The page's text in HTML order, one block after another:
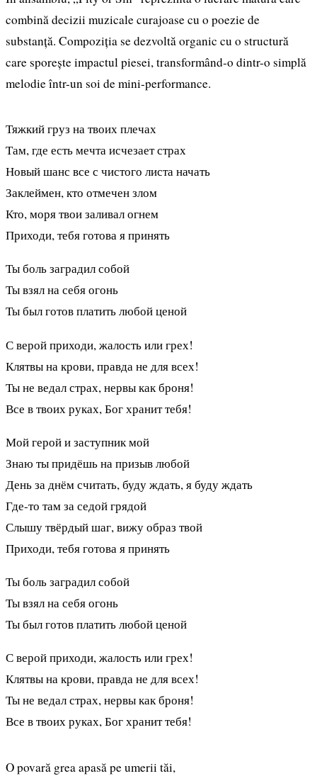
combină decizii muzicale curajoase cu o poezie de
substanță. Compoziția se dezvoltă organic cu o structură
care sporește impactul piesei, transformând-o dintr-o simplă
melodie într-un soi de mini-performance.
Тяжкий груз на твоих плечах
Там, где есть мечта исчезает страх
Новый шанс все с чистого листа начать
Заклеймен, кто отмечен злом
Кто, моря твои заливал огнем
Приходи, тебя готова я принять
Ты боль заградил собой
Ты взял на себя огонь
Ты был готов платить любой ценой
С верой приходи, жалость или грех!
Клятвы на крови, правда не для всех!
Ты не ведал страх, нервы как броня!
Все в твоих руках, Бог хранит тебя!
Мой герой и заступник мой
Знаю ты придёшь на призыв любой
День за днём считать, буду ждать, я буду ждать
Где-то там за седой грядой
Слышу твёрдый шаг, вижу образ твой
Приходи, тебя готова я принять
Ты боль заградил собой
Ты взял на себя огонь
Ты был готов платить любой ценой
С верой приходи, жалость или грех!
Клятвы на крови, правда не для всех!
Ты не ведал страх, нервы как броня!
Все в твоих руках, Бог хранит тебя!
O povară grea apasă pe umerii tăi,